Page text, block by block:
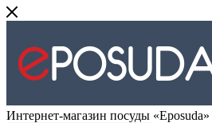
Интернет-магазин посуды «Eposuda»